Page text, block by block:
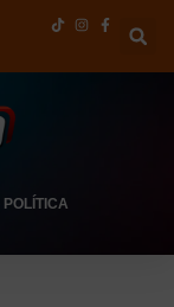
POLÍTICA